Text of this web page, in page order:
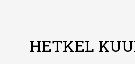
HETKEL